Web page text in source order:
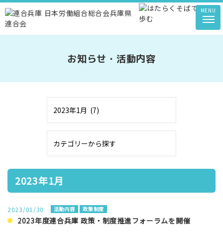
MENU
お知らせ・活動内容
2023年1月
2023/01/30 活動内容 政策制度
2023年度連合兵庫 政策・制度推進フォーラムを開催